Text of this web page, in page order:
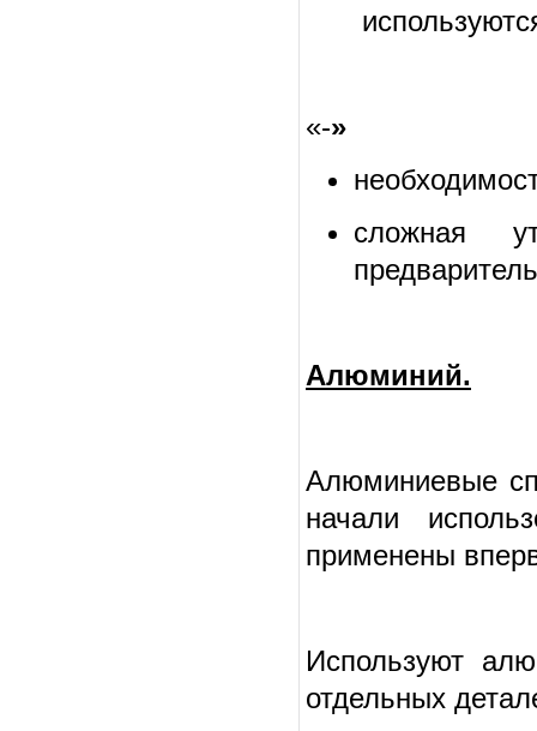
«-»
сложная
Алюминий.
Алюминиевые
начали
применены
Используют
отдельных